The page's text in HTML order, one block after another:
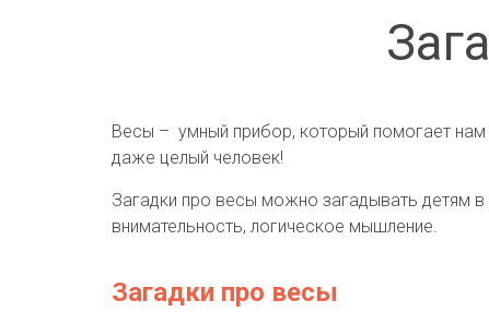
Весы – умный прибор, который помогает
даже целый человек!
Загадки про весы можно загадывать детям
внимательность, логическое мышление.
Загадки про весы